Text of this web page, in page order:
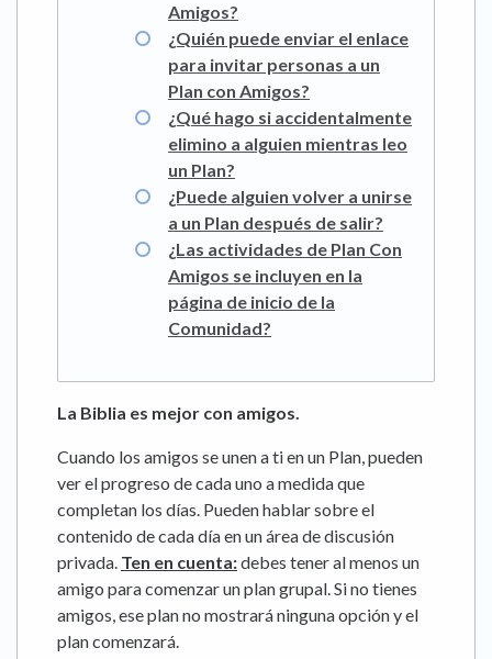
Amigos?
¿Quién puede enviar el enlace
para invitar personas a un
Plan con Amigos?
¿Qué hago si accidentalmente
elimino a alguien mientras leo
un Plan?
¿Puede alguien volver a unirse
a un Plan después de salir?
¿Las actividades de Plan Con
Amigos se incluyen en la
página de inicio de la
Comunidad?
La Biblia es mejor con amigos.
Cuando los amigos se unen a ti en un Plan, pueden
ver el progreso de cada uno a medida que
completan los días. Pueden hablar sobre el
contenido de cada día en un área de discusión
privada. Ten en cuenta:debes tener al menos un
amigo para comenzar un plan grupal. Si no tienes
amigos, ese plan no mostrará ninguna opción y el
plan comenzará.